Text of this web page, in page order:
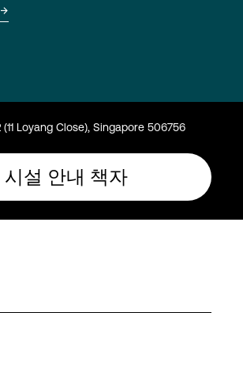
Loyang Close), Singapore 506756
시설 안내 책자